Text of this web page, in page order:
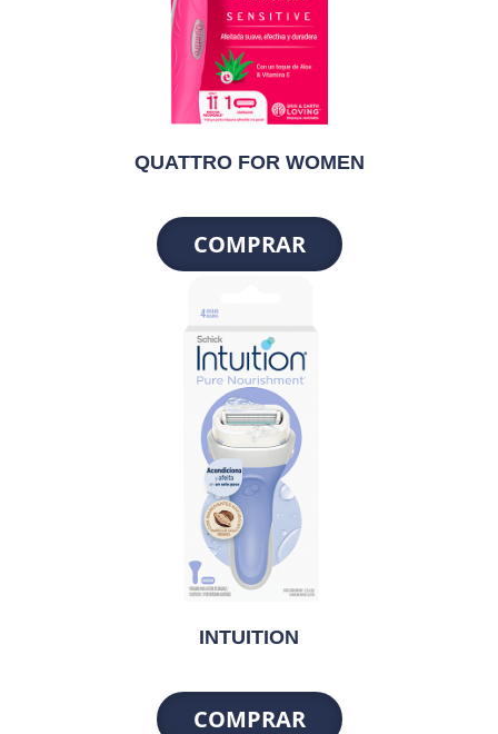
QUATTRO FOR WOMEN
COMPRAR
INTUITION
COMPRAR